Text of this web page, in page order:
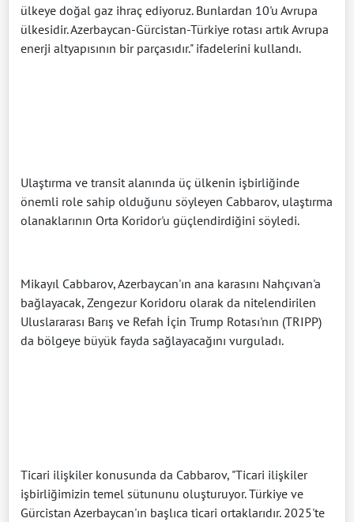
ülkeye doğal gaz ihraç ediyoruz. Bunlardan 10'u Avrupa
ülkesidir. Azerbaycan-Gürcistan-Türkiye rotası artık Avrupa
enerji altyapısının bir parçasıdır." ifadelerini kullandı.
Ulaştırma ve transit alanında üç ülkenin işbirliğinde
önemli role sahip olduğunu söyleyen Cabbarov, ulaştırma
olanaklarının Orta Koridor'u güçlendirdiğini söyledi.
Mikayıl Cabbarov, Azerbaycan'ın ana karasını Nahçıvan'a
bağlayacak, Zengezur Koridoru olarak da nitelendirilen
Uluslararası Barış ve Refah İçin Trump Rotası'nın (TRIPP)
da bölgeye büyük fayda sağlayacağını vurguladı.
Ticari ilişkiler konusunda da Cabbarov, "Ticari ilişkiler
işbirliğimizin temel sütununu oluşturuyor. Türkiye ve
Gürcistan Azerbaycan'ın başlıca ticari ortaklarıdır. 2025'te